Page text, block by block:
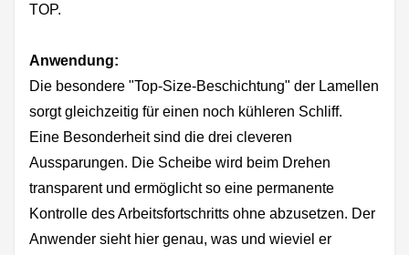
TOP.
Anwendung:
Die besondere "Top-Size-Beschichtung" der Lamellen
sorgt gleichzeitig für einen noch kühleren Schliff.
Eine Besonderheit sind die drei cleveren
Aussparungen. Die Scheibe wird beim Drehen
transparent und ermöglicht so eine permanente
Kontrolle des Arbeitsfortschritts ohne abzusetzen. Der
Anwender sieht hier genau, was und wieviel er